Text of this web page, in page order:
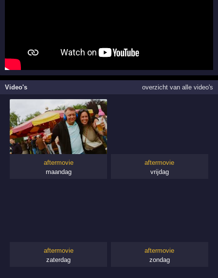
Video's overzicht van alle video's
aftermovie
maandag
aftermovie
vrijdag
aftermovie
zaterdag
aftermovie
zondag